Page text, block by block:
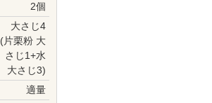
2個
大さじ4
(片栗粉 大
さじ1+水
大さじ3)
適量